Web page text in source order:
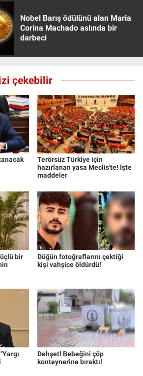
Nobel Barış ödülünü alan Maria
Corina Machado aslında bir
darbeci
çekebilir
Terörsüz Türkiye için
hazırlanan yasa Meclis'te! İşte
maddeler
bir
Düğün fotoğraflarını çektiği
kişi vahşice öldürdü!
Dehşet! Bebeğini çöp
konteynerine bıraktı!